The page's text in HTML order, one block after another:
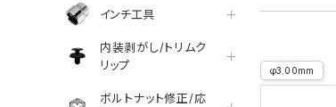
インチ工具
内装剥がし/トリムク
リップ
ボルトナット修正/応
φ3.00mm